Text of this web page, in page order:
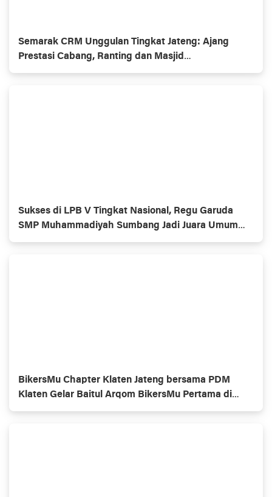
Semarak CRM Unggulan Tingkat Jateng: Ajang
Prestasi Cabang, Ranting dan Masjid
Muhammadiyaĥ
Sukses di LPB V Tingkat Nasional, Regu Garuda
SMP Muhammadiyah Sumbang Jadi Juara Umum
Putra
BikersMu Chapter Klaten Jateng bersama PDM
Klaten Gelar Baitul Arqom BikersMu Pertama di
Indonesia, Inovasi Dakwah Komunitas